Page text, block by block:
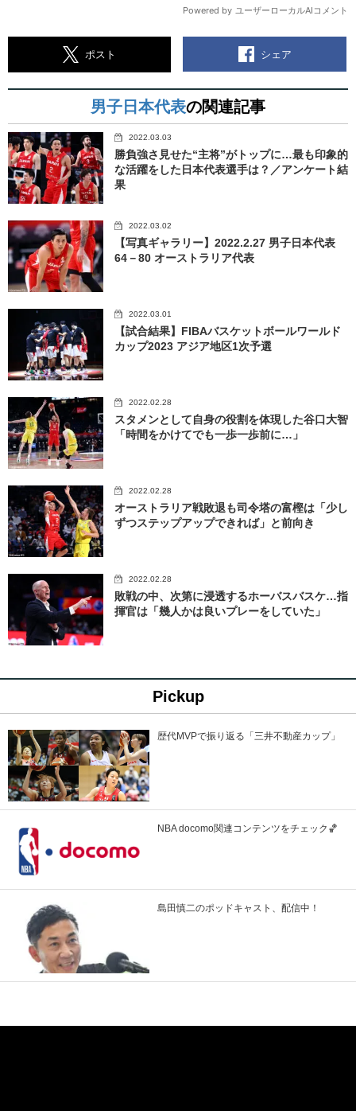
ポスト シェア
男子日本代表の関連記事
2022.03.03
勝負強さ見せた“主将”がトップに…最も印象的
な活躍をした日本代表選手は？／アンケート結
果
2022.03.02
【写真ギャラリー】2022.2.27 男子日本代表
64－80 オーストラリア代表
2022.03.01
【試合結果】FIBAバスケットボールワールド
カップ2023 アジア地区1次予選
2022.02.28
スタメンとして自身の役割を体現した谷口大智
「時間をかけてでも一歩一歩前に…」
2022.02.28
オーストラリア戦敗退も司令塔の富樫は「少し
ずつステップアップできれば」と前向き
2022.02.28
敗戦の中、次第に浸透するホーバスバスケ…指
揮官は「幾人かは良いプレーをしていた」
Pickup
歴代MVPで振り返る「三井不動産カップ」
NBA docomo関連コンテンツをチェック🏀
島田慎二のポッドキャスト、配信中！